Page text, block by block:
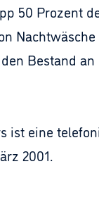
50 Prozent
Bestand
ist eine
2001.